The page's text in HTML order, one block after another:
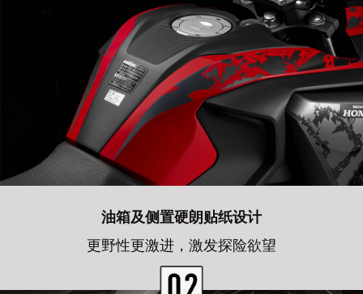
油箱及侧置硬朗贴纸设计
更野性更激进，激发探险欲望